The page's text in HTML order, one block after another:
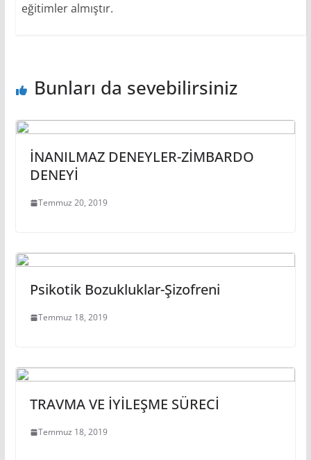
eğitimler almıştır.
Bunları da sevebilirsiniz
İNANILMAZ DENEYLER-ZİMBARDO
DENEYİ
Temmuz 20, 2019
Psikotik Bozukluklar-Şizofreni
Temmuz 18, 2019
TRAVMA VE İYİLEŞME SÜRECİ
Temmuz 18, 2019